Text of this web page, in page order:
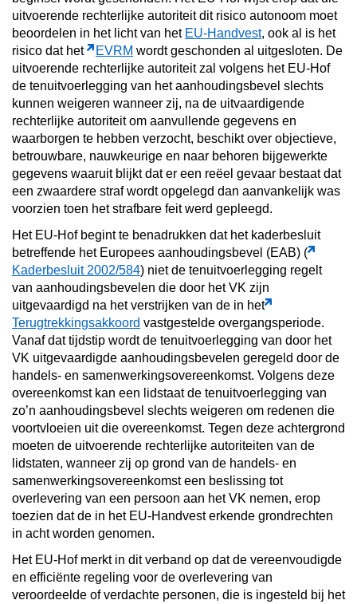
uitvoerende rechterlijke autoriteit dit risico autonoom moet
beoordelen in het licht van het EU-Handvest, ook al is het
risico dat het
EVRM wordt geschonden al uitgesloten. De
uitvoerende rechterlijke autoriteit zal volgens het EU-Hof
de tenuitvoerlegging van het aanhoudingsbevel slechts
kunnen weigeren wanneer zij, na de uitvaardigende
rechterlijke autoriteit om aanvullende gegevens en
waarborgen te hebben verzocht, beschikt over objectieve,
betrouwbare, nauwkeurige en naar behoren bijgewerkte
gegevens waaruit blijkt dat er een reëel gevaar bestaat dat
een zwaardere straf wordt opgelegd dan aanvankelijk was
voorzien toen het strafbare feit werd gepleegd.
Het EU-Hof begint te benadrukken dat het kaderbesluit
betreffende het Europees aanhoudingsbevel (EAB) (
Kaderbesluit 2002/584) niet de tenuitvoerlegging regelt
van aanhoudingsbevelen die door het VK zijn
uitgevaardigd na het verstrijken van de in het
Terugtrekkingsakkoord vastgestelde overgangsperiode.
Vanaf dat tijdstip wordt de tenuitvoerlegging van door het
VK uitgevaardigde aanhoudingsbevelen geregeld door de
handels- en samenwerkingsovereenkomst. Volgens deze
overeenkomst kan een lidstaat de tenuitvoerlegging van
zo’n aanhoudingsbevel slechts weigeren om redenen die
voortvloeien uit die overeenkomst. Tegen deze achtergrond
moeten de uitvoerende rechterlijke autoriteiten van de
lidstaten, wanneer zij op grond van de handels- en
samenwerkingsovereenkomst een beslissing tot
overlevering van een persoon aan het VK nemen, erop
toezien dat de in het EU-Handvest erkende grondrechten
in acht worden genomen.
Het EU-Hof merkt in dit verband op dat de vereenvoudigde
en efficiënte regeling voor de overlevering van
veroordeelde of verdachte personen, die is ingesteld bij het